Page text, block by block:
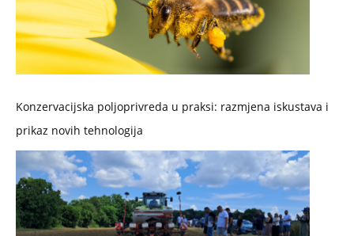
Konzervacijska poljoprivreda u praksi: razmjena iskustava i
prikaz novih tehnologija